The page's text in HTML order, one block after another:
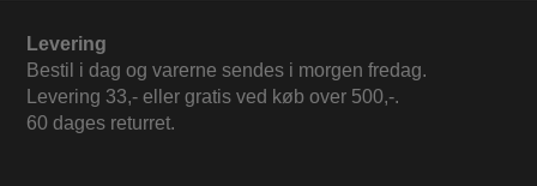
Levering
Bestil i dag og varerne sendes i morgen fredag.
Levering 33,- eller gratis ved køb over 500,-.
60 dages returret.